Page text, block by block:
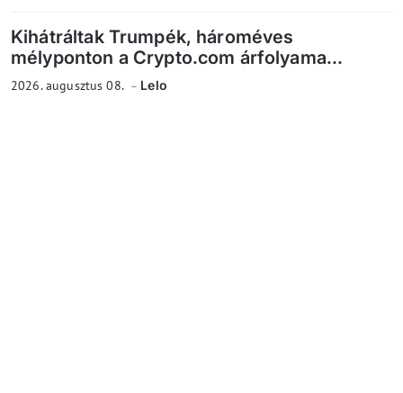
Kihátráltak Trumpék, hároméves
mélyponton a Crypto.com árfolyama...
2026. augusztus 08. Lelo